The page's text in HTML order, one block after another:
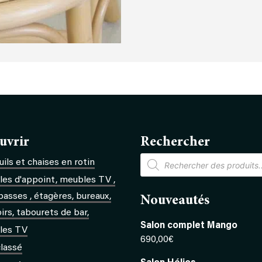
et chaises en rotin
d'appoint, meubles TV ,
, étagères, bureaux,
tabourets de bar,
TV
Rechercher
Recherche
de
produits
Nouveautés
Salon complet Mango
690,00€